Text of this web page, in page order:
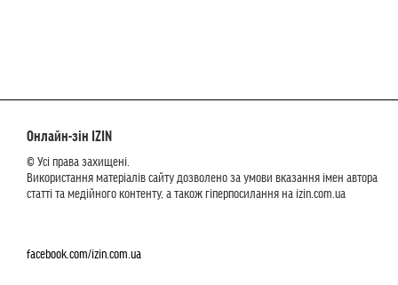
Онлайн-зін IZIN
© Усі права захищені.
Використання матеріалів сайту дозволено за умови вказання імен автора
статті та медійного контенту, а також гіперпосилання на izin.com.ua
facebook.com/izin.com.ua